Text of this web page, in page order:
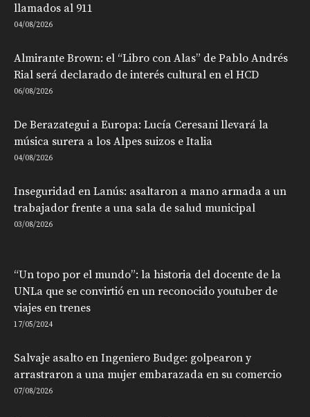
llamados al 911
04/08/2026
Almirante Brown: el “Libro con Alas” de Pablo Andrés
Rial será declarado de interés cultural en el HCD
06/08/2026
De Berazategui a Europa: Lucía Ceresani llevará la
música surera a los Alpes suizos e Italia
04/08/2026
Inseguridad en Lanús: asaltaron a mano armada a un
trabajador frente a una sala de salud municipal
03/08/2026
“Un topo por el mundo”: la historia del docente de la
UNLa que se convirtió en un reconocido youtuber de
viajes en trenes
17/05/2024
Salvaje asalto en Ingeniero Budge: golpearon y
arrastraron a una mujer embarazada en su comercio
07/08/2026